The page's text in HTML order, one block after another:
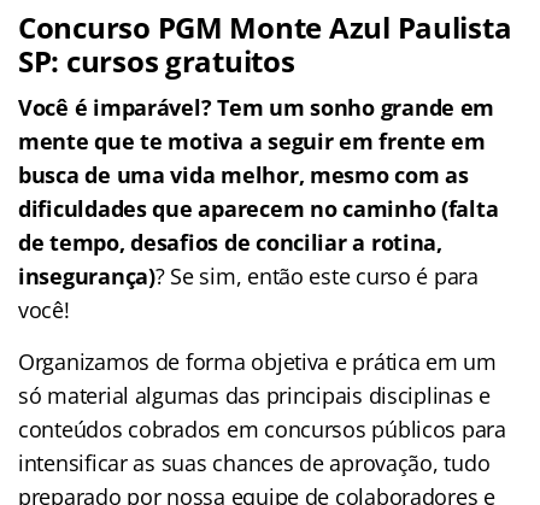
Concurso PGM Monte Azul Paulista
SP: cursos gratuitos
Você é imparável? Tem um sonho grande em
mente que te motiva a seguir em frente em
busca de uma vida melhor, mesmo com as
dificuldades que aparecem no caminho (falta
de tempo, desafios de conciliar a rotina,
insegurança)? Se sim, então este curso é para
você!
Organizamos de forma objetiva e prática em um
só material algumas das principais disciplinas e
conteúdos cobrados em concursos públicos para
intensificar as suas chances de aprovação, tudo
preparado por nossa equipe de colaboradores e